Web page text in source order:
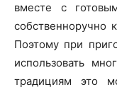
вместе с
собственноручно
Поэтому при
использовать
традициям это